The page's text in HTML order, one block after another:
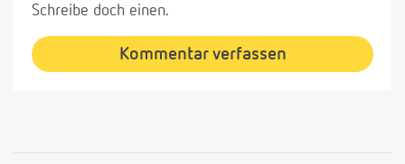
Schreibe doch einen.
Kommentar verfassen